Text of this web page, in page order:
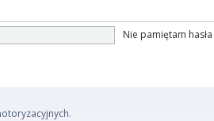
Nie pamiętam hasła